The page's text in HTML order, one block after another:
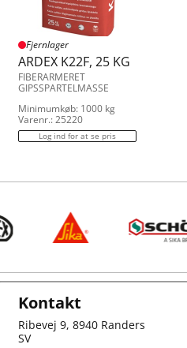
Fjernlager
ARDEX K22F, 25 KG
FIBERARMERET
GIPSSPARTELMASSE
Minimumkøb: 1000 kg
Varenr.: 25220
Log ind for at se pris
Kontakt
Ribevej 9, 8940 Randers
SV